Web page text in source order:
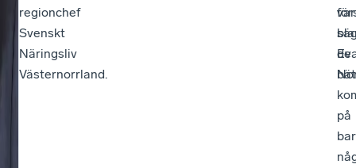
regionchef
Svenskt
Näringsliv
Västernorrland.
de
på